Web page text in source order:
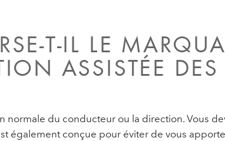
T-IL LE
ASSISTÉE DES
normale du conducteur ou la direction. Vous
également conçue pour éviter de vous